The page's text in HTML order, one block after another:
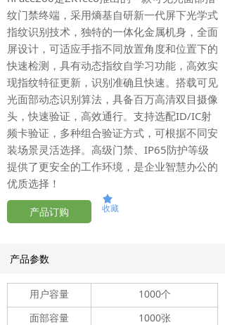
纹门禁终端，采用熵基自研新一代屏下光学式
指纹识别技术，独特的一体化金属机身，全面
屏设计，可适应手指不同放置角度和位置下的
快速检测，具有动态指纹自学习功能，高效实
现指纹特征更新，识别准确且快速。搭载可见
光面部动态识别算法，具备百万高清双目摄像
头，快速验证，高效通行。支持选配ID/IC射
频卡验证，多种组合验证方式，可根据不同安
装场景灵活选择。高级门禁、IP65防护等级
提供了更安全的工作环境，是企业智慧办公的
优质选择！
产品订购
产品参数
用户容量
1000个
面部容量
1000张
끄
收藏